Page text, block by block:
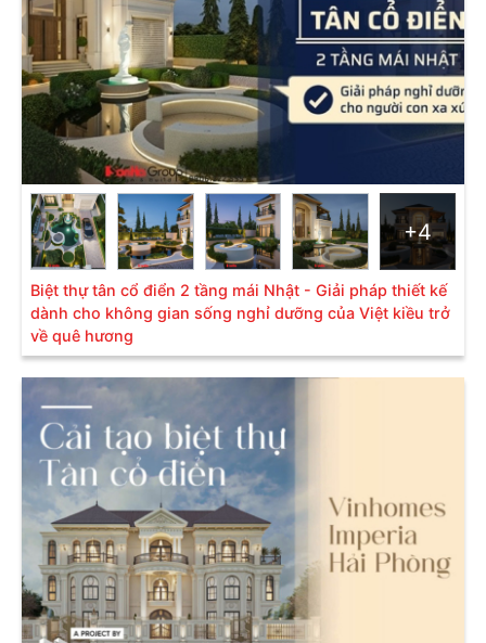
Biệt thự có 1 tầng theo lối tân cổ điển hướng đến sự đơn
giản, đa công năng
Liên hệ ngay để được Sơn Hà tư vấn miễn phí nhé
Tư vấn thiết kế miễn phí: 0906.222.555
1.2 Biệt thự tân cổ điển 2 tầng 1 tum mãn
nhãn
Biệt thự phong cách tân cổ điển
với thiết kế 2 tầng 1
tum chắc chắn sẽ mang đến không gian sang trọng
và đẳng cấp. Tông trắng chủ đạo chính là một trong
+4
Biệt thự tân cổ điển 2 tầng mái Nhật - Giải pháp thiết kế
dành cho không gian sống nghỉ dưỡng của Việt kiều trở
về quê hương